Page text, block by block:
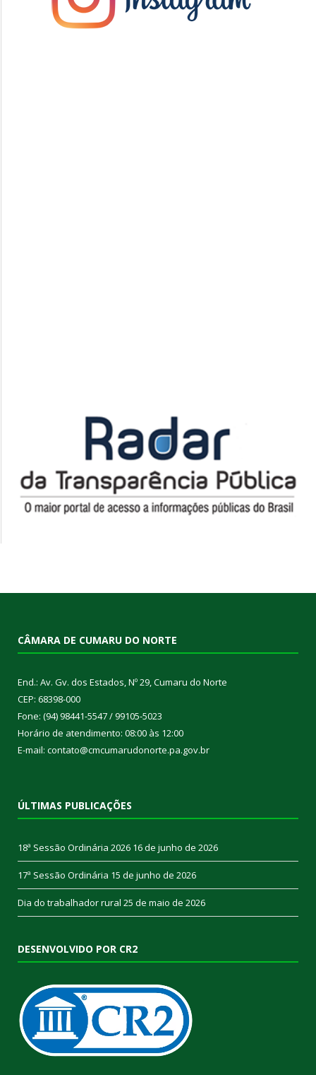
CÂMARA DE CUMARU DO NORTE
End.: Av. Gv. dos Estados, Nº 29, Cumaru do Norte
CEP: 68398-000
Fone: (94) 98441-5547 / 99105-5023
Horário de atendimento: 08:00 às 12:00
E-mail: contato@cmcumarudonorte.pa.gov.br
ÚLTIMAS PUBLICAÇÕES
18ª Sessão Ordinária 2026 16 de junho de 2026
17ª Sessão Ordinária 15 de junho de 2026
Dia do trabalhador rural 25 de maio de 2026
DESENVOLVIDO POR CR2